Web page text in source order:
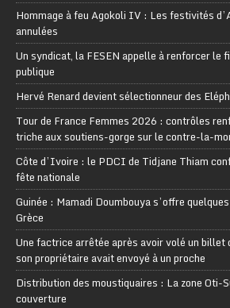
Hommage à feu Agokoli IV : Les festivités
annulées
Un syndicat, la FESEN appelle à renforcer le
publique
Hervé Renard devient sélectionneur des
Tour de France Femmes 2026 : contrôles
triche aux soutiens-gorge sur le contre-la-
Côte d’Ivoire : le PDCI de Tidjane Thiam
fête nationale
Guinée : Mamadi Doumbouya s’offre
Grèce
Une factrice arrêtée après avoir volé un billet
son propriétaire avait envoyé à un proche
Distribution des moustiquaires : La zone Oti-
couverture